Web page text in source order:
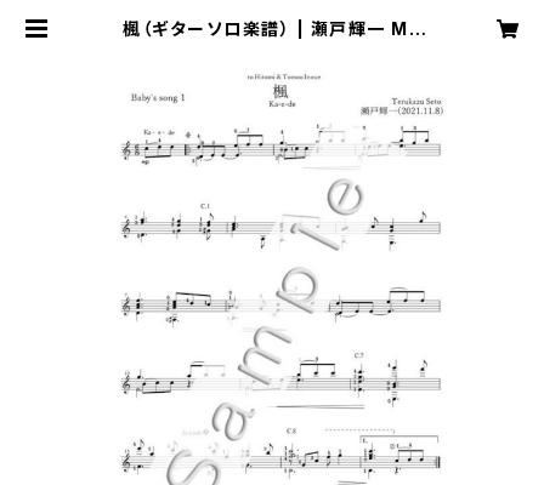
楓（ギターソロ楽譜） | 瀬戸輝一 Mu